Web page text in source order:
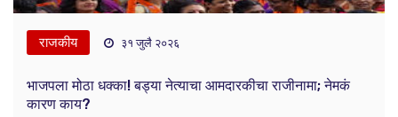
राजकीय ३१ जुलै २०२६
भाजपला मोठा धक्का! बड्या नेत्याचा आमदारकीचा राजीनामा; नेमकं
कारण काय?